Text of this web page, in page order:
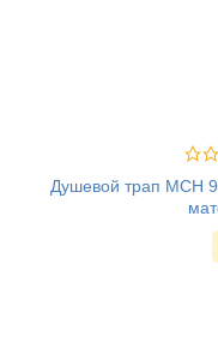
Душевой трап MCH